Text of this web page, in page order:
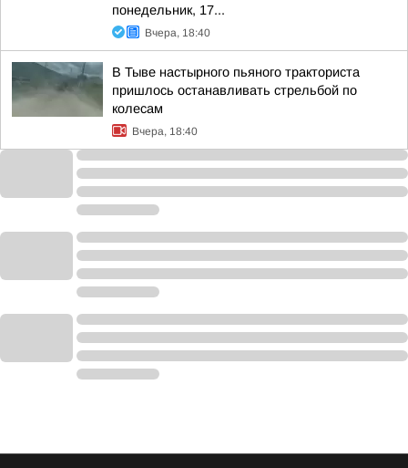
понедельник, 17...
Вчера, 18:40
В Тыве настырного пьяного тракториста
пришлось останавливать стрельбой по
колесам
Вчера, 18:40